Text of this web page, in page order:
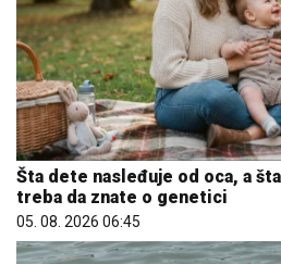
Šta dete nasleđuje od oca, a
treba da znate o genetici
05. 08. 2026 06:45